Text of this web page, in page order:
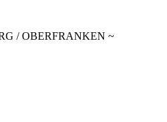
/ OBERFRANKEN ~